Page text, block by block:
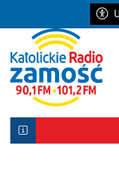
Przejdź do głównych
Przejdź do
Przejdź do głównego
Biłgoraj z
Powstała
Mniej